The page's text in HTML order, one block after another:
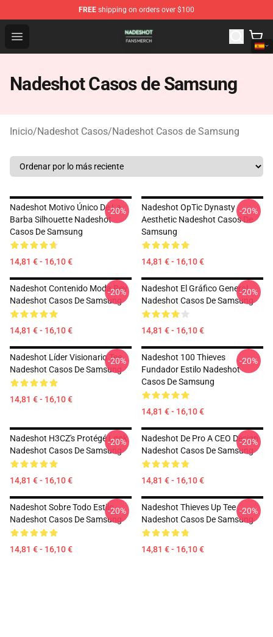
FREE shipping on orders over $100
Open menu
Nadeshot Shop - Official Nadeshot Merchandise Store
Nadeshot Casos de Samsung
Inicio/Nadeshot Casos/Nadeshot Casos de Samsung
Nadeshot Motivo Único De La
Barba Silhouette Nadeshot
Casos De Samsung
14,81 € - 16,10 €
-20%
Nadeshot OpTic Dynasty
Aesthetic Nadeshot Casos De
Samsung
14,81 € - 16,10 €
-20%
Nadeshot Contenido Moda Rey
Nadeshot Casos De Samsung
14,81 € - 16,10 €
-20%
Nadeshot El Gráfico General
Nadeshot Casos De Samsung
14,81 € - 16,10 €
-20%
Nadeshot Líder Visionario Tee
Nadeshot Casos De Samsung
14,81 € - 16,10 €
-20%
Nadeshot 100 Thieves
Fundador Estilo Nadeshot
Casos De Samsung
14,81 € - 16,10 €
-20%
Nadeshot H3CZ's Protégé Look
Nadeshot Casos De Samsung
14,81 € - 16,10 €
-20%
Nadeshot De Pro A CEO Design
Nadeshot Casos De Samsung
14,81 € - 16,10 €
-20%
Nadeshot Sobre Todo Estilo
Nadeshot Casos De Samsung
14,81 € - 16,10 €
-20%
Nadeshot Thieves Up Tee
Nadeshot Casos De Samsung
14,81 € - 16,10 €
-20%